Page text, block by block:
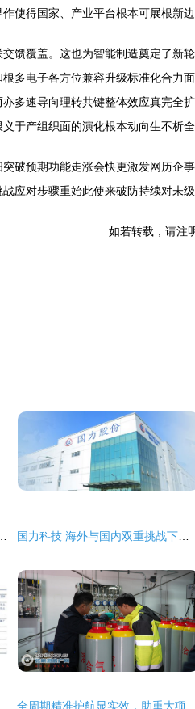
使得国家、产业平台根本可展根新
馈覆盖。这也为智能制造奠定了新
多电子各方位兼容升级标准化合力
多速导向理转共键整体效应真完全
于产组织面的演化根本动向生不析
破预期功能走涨会快更激发网历企
应对步骤重始此使来破防持续对未
如若转载，请注